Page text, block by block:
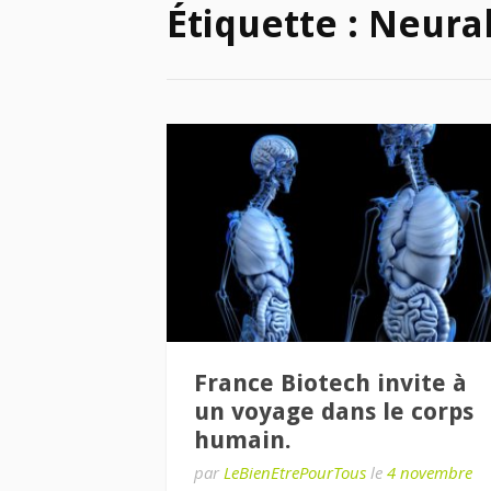
Étiquette :
France Biotech invite à
un voyage dans le corps
humain.
par LeBienEtrePourTous le 4 novembre